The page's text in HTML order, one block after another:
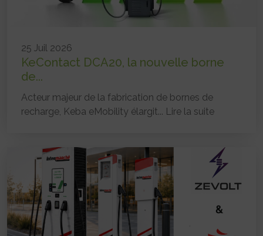
25 Juil 2026
KeContact DCA20, la nouvelle borne
de...
Acteur majeur de la fabrication de bornes de
recharge, Keba eMobility élargit... Lire la suite